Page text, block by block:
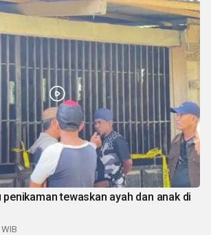
tewaskan ayah dan anak di